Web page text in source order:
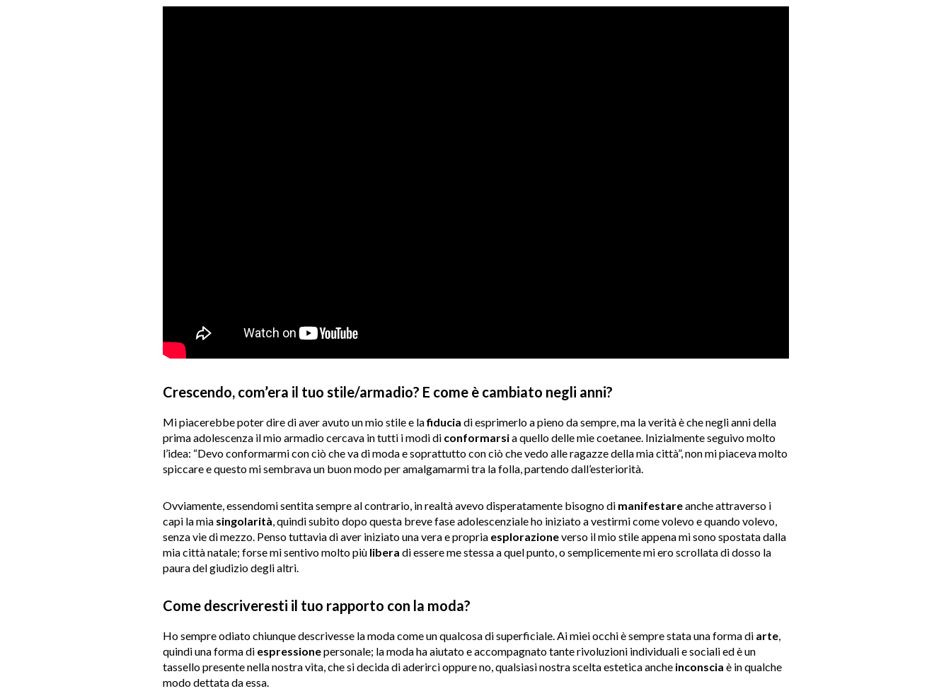
Crescendo, com’era il tuo stile/armadio? E come è cambiato negli anni?
Mi piacerebbe poter dire di aver avuto un mio stile e lafiducia di esprimerlo a pieno da sempre, ma la verità è che negli anni della
prima adolescenza il mio armadio cercava in tutti i modi di conformarsia quello delle mie coetanee. Inizialmente seguivo molto
l’idea: “Devo conformarmi con ciò che va di moda e soprattutto con ciò che vedo alle ragazze della mia città”, non mi piaceva molto
spiccare e questo mi sembrava un buon modo per amalgamarmi tra la folla, partendo dall’esteriorità.
Ovviamente, essendomi sentita sempre al contrario, in realtà avevo disperatamente bisogno di manifestareanche attraverso i
capi la mia singolarità , quindi subito dopo questa breve fase adolescenziale ho iniziato a vestirmi come volevo e quando volevo,
senza vie di mezzo. Penso tuttavia di aver iniziato una vera e propria esplorazioneverso il mio stile appena mi sono spostata dalla
mia città natale; forse mi sentivo molto più libera di essere me stessa a quel punto, o semplicemente mi ero scrollata di dosso la
paura del giudizio degli altri.
Come descriveresti il tuo rapporto con la moda?
Ho sempre odiato chiunque descrivesse la moda come un qualcosa di superficiale. Ai miei occhi è sempre stata una forma di arte,
quindi una forma di espressionepersonale; la moda ha aiutato e accompagnato tante rivoluzioni individuali e sociali ed è un
tassello presente nella nostra vita, che si decida di aderirci oppure no, qualsiasi nostra scelta estetica anche inconscia è in qualche
modo dettata da essa.